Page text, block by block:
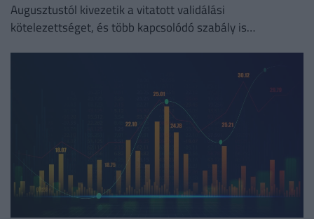
Augusztustól kivezetik a vitatott validálási
kötelezettséget, és több kapcsolódó szabály is